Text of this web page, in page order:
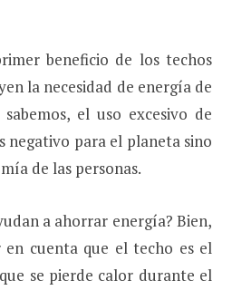
beneficio de los techos
la necesidad de energía de
el uso excesivo de
negativo para el planeta sino
de las personas.
a ahorrar energía? Bien,
cuenta que el techo es el
se pierde calor durante el